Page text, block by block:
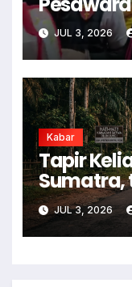
Pukul
JUL 3, 2026
Kabar
Tapir
Sumatra,
Warga
JUL 3, 2026